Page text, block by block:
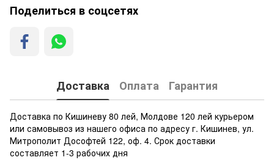
Поделиться в соцсетях
Доставка Оплата Гарантия
Доставка по Кишиневу 80 лей, Молдове 120 лей курьером
или самовывоз из нашего офиса по адресу г. Кишинев, ул.
Митрополит Дософтей 122, оф. 4. Срок доставки
составляет 1-3 рабочих дня